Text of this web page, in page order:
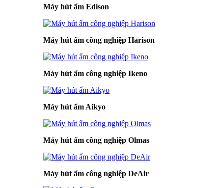
Máy hút ẩm Edison
Máy hút ẩm công nghiệp Harison
Máy hút ẩm công nghiệp Ikeno
Máy hút ẩm Aikyo
Máy hút ẩm công nghiệp Olmas
Máy hút ẩm công nghiệp DeAir